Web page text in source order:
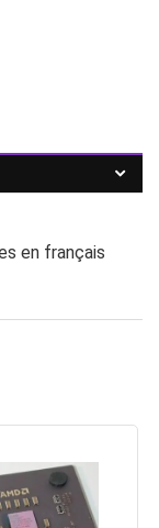
en français